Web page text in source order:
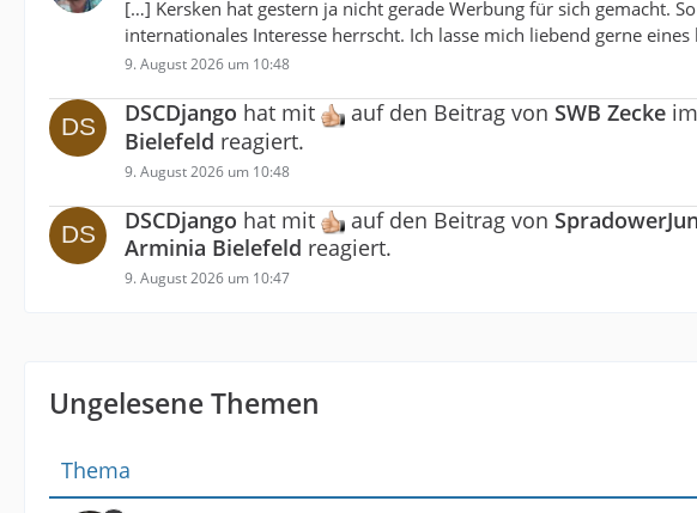
[…] Kersken hat gestern ja nicht gerade Werbung für sich gemacht.
internationales Interesse herrscht. Ich lasse mich liebend gerne eines
9. August 2026 um 10:48
DSCDjango hat mit auf den Beitrag von SWB Zecke
Bielefeld reagiert.
9. August 2026 um 10:48
DSCDjango hat mit auf den Beitrag von
Arminia Bielefeld reagiert.
9. August 2026 um 10:47
Ungelesene Themen
Thema